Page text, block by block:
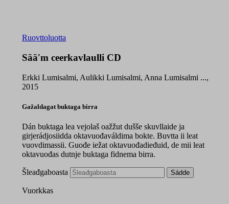
Ruovttoluotta
Sääʹm ceerkavlaulli CD
Erkki Lumisalmi, Aulikki Lumisalmi, Anna Lumisalmi ...,
2015
Gažaldagat buktaga birra
Dán buktaga lea vejolaš oažžut dušše skuvllaide ja
girjerádjosiidda oktavuođaváldima bokte. Buvtta ii leat
vuovdimassii. Guođe iežat oktavuođadieđuid, de mii leat
oktavuođas dutnje buktaga fidnema birra.
Šleađgaboasta Sádde
Vuorkkas